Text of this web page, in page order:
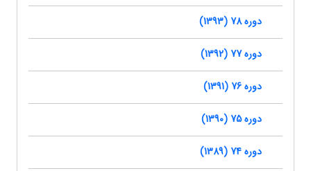
دوره 78 (1393)
دوره 77 (1392)
دوره 76 (1391)
دوره 75 (1390)
دوره 74 (1389)